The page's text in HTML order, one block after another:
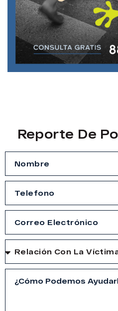
Reporte De